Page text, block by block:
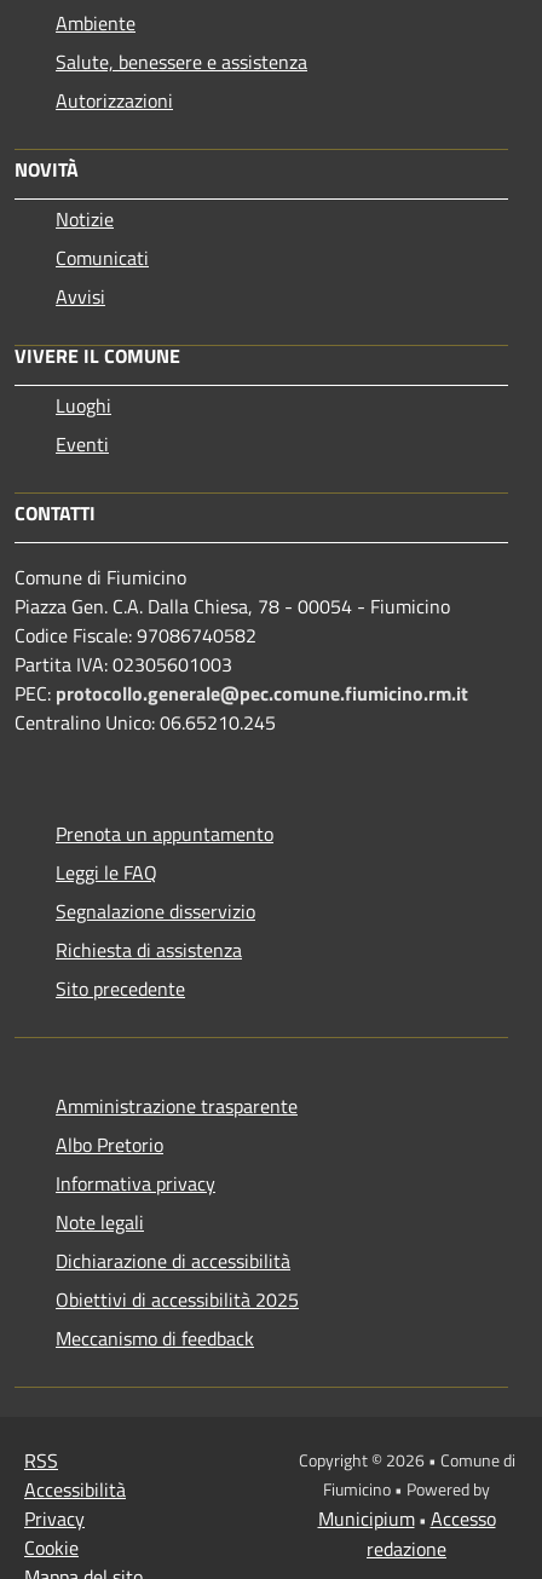
Ambiente
Salute, benessere e assistenza
Autorizzazioni
NOVITÀ
Notizie
Comunicati
Avvisi
VIVERE IL COMUNE
Luoghi
Eventi
CONTATTI
Comune di Fiumicino
Piazza Gen. C.A. Dalla Chiesa, 78 - 00054 - Fiumicino
Codice Fiscale: 97086740582
Partita IVA: 02305601003
PEC: protocollo.generale@pec.comune.fiumicino.rm.it
Centralino Unico: 06.65210.245
Prenota un appuntamento
Leggi le FAQ
Segnalazione disservizio
Richiesta di assistenza
Sito precedente
Amministrazione trasparente
Albo Pretorio
Informativa privacy
Note legali
Dichiarazione di accessibilità
Obiettivi di accessibilità 2025
Meccanismo di feedback
RSS
Accessibilità
Privacy
Cookie
Copyright © 2026 • Comune di
Fiumicino • Powered by
Municipium• Accesso
redazione